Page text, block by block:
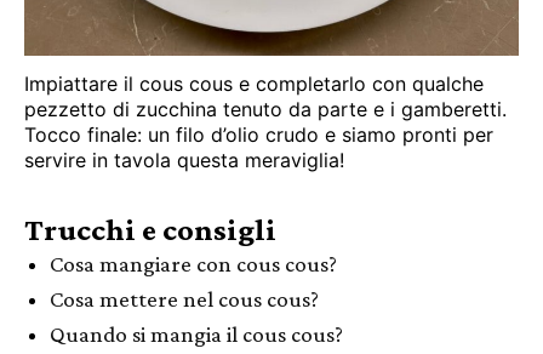
Impiattare il cous cous e completarlo con qualche
pezzetto di zucchina tenuto da parte e i gamberetti.
Tocco finale: un filo d’olio crudo e siamo pronti per
servire in tavola questa meraviglia!
Trucchi e consigli
Cosa mangiare con cous cous?
Cosa mettere nel cous cous?
Quando si mangia il cous cous?